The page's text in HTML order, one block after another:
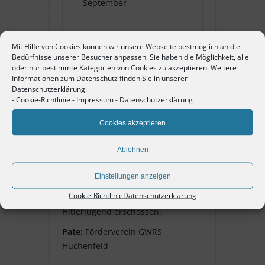
Mit Hilfe von Cookies können wir unsere Webseite bestmöglich an die
Bedürfnisse unserer Besucher anpassen. Sie haben die Möglichkeit, alle
oder nur bestimmte Kategorien von Cookies zu akzeptieren. Weitere
Informationen zum Datenschutz finden Sie in unserer
Datenschutzerklärung.
-Cookie-Richtlinie - Impressum- Datenschutzerklärung
Cookies akzeptieren
Ablehnen
Einstellungen anzeigen
Cookie-RichtlinieDatenschutzerklärung
September
Pate:Förderverein
GWRS Huchenfeld
Sidney Matthews
geb. 15. November 1920, Leutnant
Fallschirmabsprung gefasst, am
17. März 1945 von SA und
Hitlerjugend erschossen.
Pate: Förderverein GWRS
Huchenfeld